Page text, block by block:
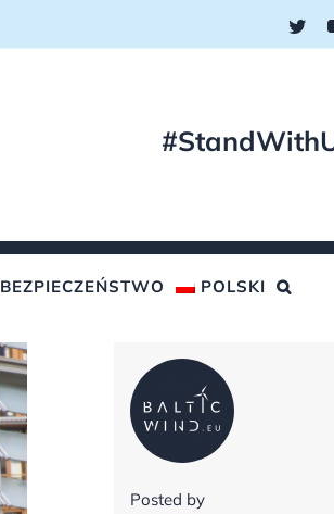
BEZPIECZEŃSTWO POLSKI
Posted by